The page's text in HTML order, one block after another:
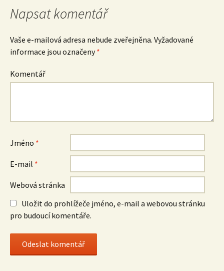
Napsat komentář
Vaše e-mailová adresa nebude zveřejněna. Vyžadované
informace jsou označeny*
Komentář
Jméno *
E-mail *
Webová stránka
Uložit do prohlížeče jméno, e-mail a webovou stránku
pro budoucí komentáře.